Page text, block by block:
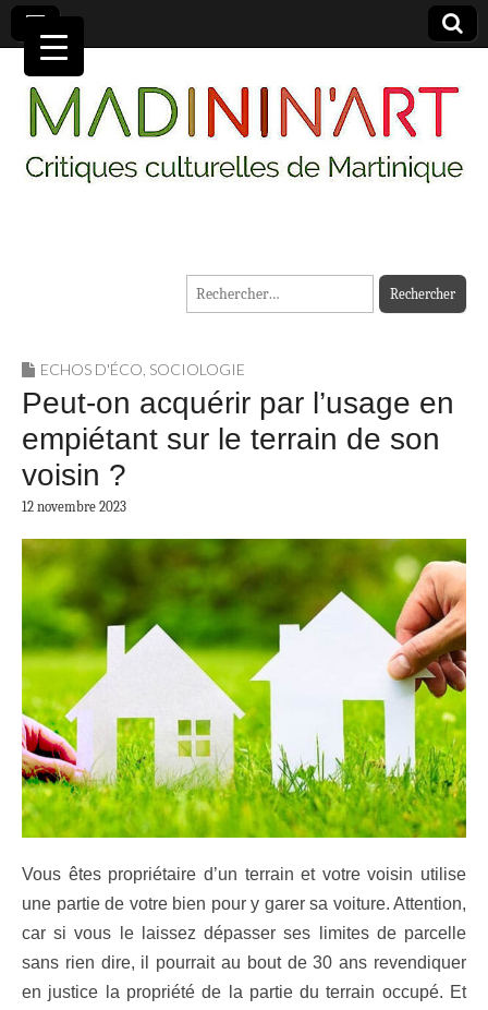
MADININ'ART
Rechercher :
ECHOS D'ÉCO, SOCIOLOGIE
Peut-on acquérir par l’usage en
empiétant sur le terrain de son
voisin ?
12 novembre 2023
Vous êtes propriétaire d’un terrain et votre voisin utilise
une partie de votre bien pour y garer sa voiture. Attention,
car si vous le laissez dépasser ses limites de parcelle
sans rien dire, il pourrait au bout de 30 ans revendiquer
en justice la propriété de la partie du terrain occupé. Et